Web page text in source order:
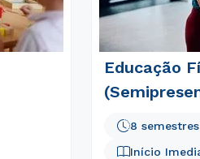
Educação
Início
8 semestres